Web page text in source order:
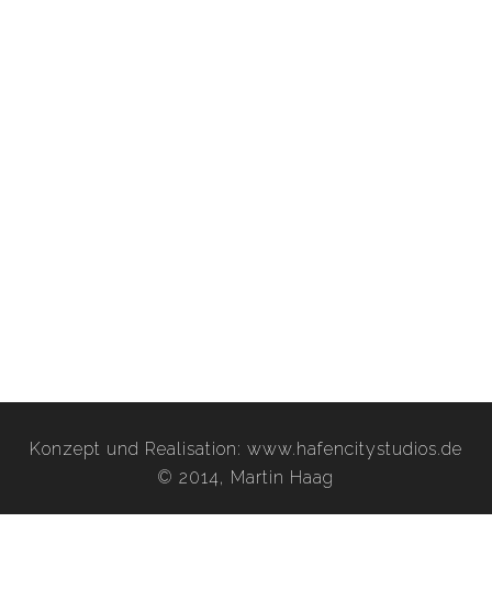
Konzept und Realisation: www.hafencitystudios.de
© 2014, Martin Haag